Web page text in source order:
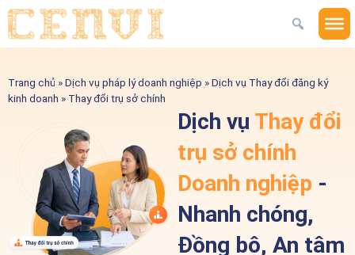
Trang chủ »Dịch vụ pháp lý doanh nghiệp »Dịch vụ Thay đổi đăng ký
kinh doanh » Thay đổi trụ sở chính
Dịch vụ Thay đổi
trụ sở chính
Doanh nghiệp -
Nhanh chóng,
Đồng bộ, An tâm